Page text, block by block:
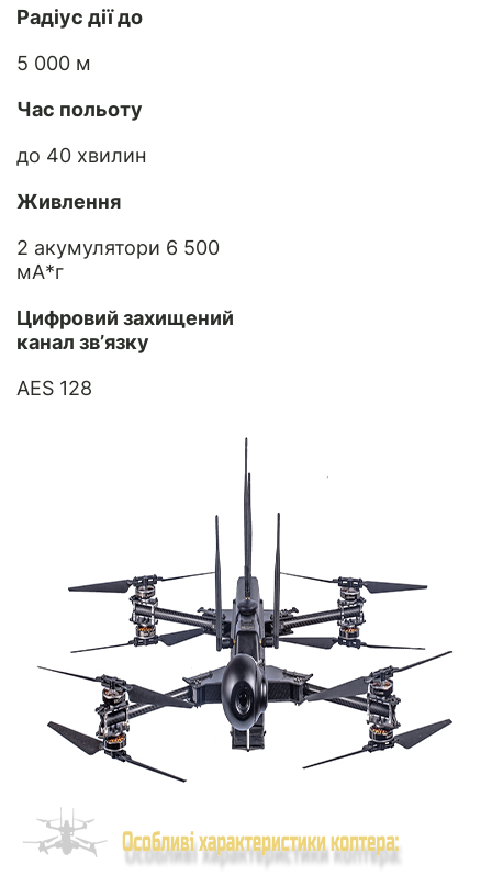
Радіус дії до
5 000 м
Час польоту
до 40 хвилин
Живлення
2 акумулятори 6 500
мА*г
Цифровий захищений
канал зв’язку
AES 128